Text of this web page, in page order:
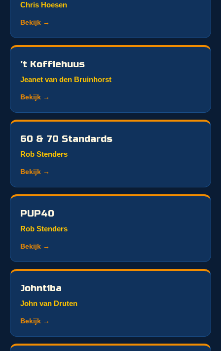
Chris Hoesen
Bekijk →
't Koffiehuus
Jeanet van den Bruinhorst
Bekijk →
60 & 70 Standards
Rob Stenders
Bekijk →
PUP40
Rob Stenders
Bekijk →
Johntiba
John van Druten
Bekijk →